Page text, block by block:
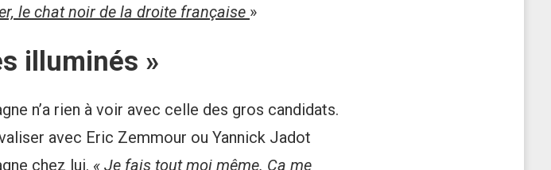
le chat noir de la droite française »
illuminés »
n’a rien à voir avec celle des gros candidats.
avec Eric Zemmour ou Yannick Jadot
chez lui. « Je fais tout moi même. Ça me